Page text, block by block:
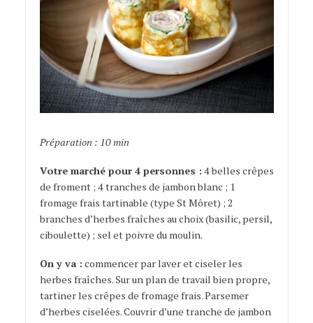
Préparation : 10 min
Votre marché pour 4 personnes : 4 belles crêpes
de froment ; 4 tranches de jambon blanc ; 1
fromage frais tartinable (type St Môret) ; 2
branches d’herbes fraîches au choix (basilic, persil,
ciboulette) ; sel et poivre du moulin.
On y va : commencer par laver et ciseler les
herbes fraîches. Sur un plan de travail bien propre,
tartiner les crêpes de fromage frais. Parsemer
d’herbes ciselées. Couvrir d’une tranche de jambon